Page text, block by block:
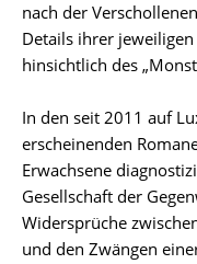
nach der
Details ihrer
hinsichtlich des
In den seit 2011 auf
erscheinenden
Erwachsene
Gesellschaft der
Widersprüche
und den Zwängen